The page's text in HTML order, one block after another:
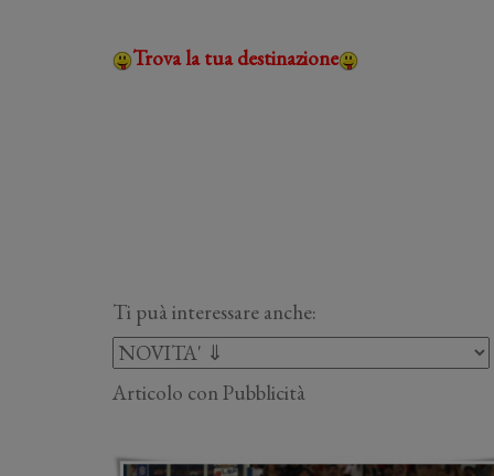
Trova la tua destinazione
Ti puà interessare anche:
Articolo con Pubblicità